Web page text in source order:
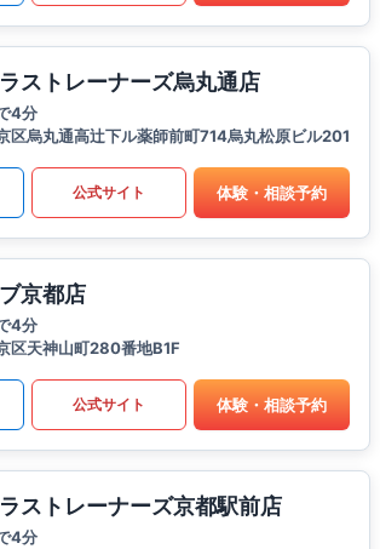
ストレーナーズ烏丸通店
4分
区烏丸通高辻下ル薬師前町714烏丸松原ビル201
公式サイト 体験・相談予約
京都店
4分
区天神山町280番地B1F
公式サイト 体験・相談予約
ストレーナーズ京都駅前店
4分